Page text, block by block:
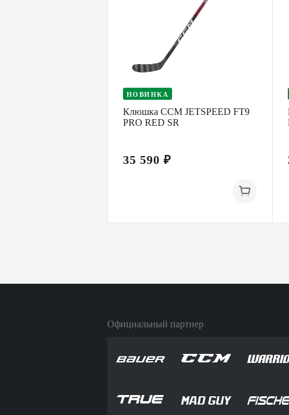
НОВИНКА
Клюшка CCM JETSPEED FT9
PRO RED SR
35 590 ₽
Официальный партнер